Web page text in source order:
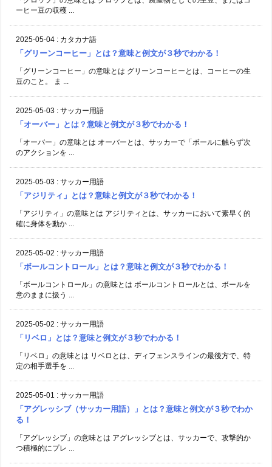
ーヒー豆の収穫 ...
2025-05-04 : カタカナ語
「グリーンコーヒー」とは？意味と例文が３秒でわかる！
「グリーンコーヒー」の意味とは グリーンコーヒーとは、コーヒーの生
豆のこと。 ま ...
2025-05-03 : サッカー用語
「オーバー」とは？意味と例文が３秒でわかる！
「オーバー」の意味とは オーバーとは、サッカーで「ボールに触らず次
のアクションを ...
2025-05-03 : サッカー用語
「アジリティ」とは？意味と例文が３秒でわかる！
「アジリティ」の意味とは アジリティとは、サッカーにおいて素早く的
確に身体を動か ...
2025-05-02 : サッカー用語
「ボールコントロール」とは？意味と例文が３秒でわかる！
「ボールコントロール」の意味とは ボールコントロールとは、ボールを
意のままに扱う ...
2025-05-02 : サッカー用語
「リベロ」とは？意味と例文が３秒でわかる！
「リベロ」の意味とは リベロとは、ディフェンスラインの最後方で、特
定の相手選手を ...
2025-05-01 : サッカー用語
「アグレッシブ（サッカー用語）」とは？意味と例文が３秒でわか
る！
「アグレッシブ」の意味とは アグレッシブとは、サッカーで、攻撃的か
つ積極的にプレ ...